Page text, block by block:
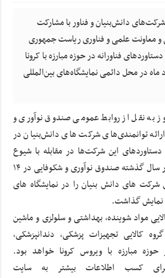
دانش‌بنیان و فناور با مشارکت
و معاونت علمی و فناوری ریاست جمهوری
فناورانه در حوزه مبارزه با کرونا
۲۴ تا ۲۶ خرداد ماه در محل دائمی نمایشگاه‌های بین‌المللی
به نقل از روابط عمومی صندوق نوآوری و
توانمندی‌های شرکت های دانش‌بنیان در
ارائه دستاوردهای این شرکت‌ها در مقابله با شیوع
ویروس کرونا خواهد بود. در سال گذشته صندوق نوآوری و شکوفایی در ۱۴
شرکت های دانش بنیان را در نمایشگاه های
نمایش گذاشت.
مواد شوینده، بهداشتی و سلولزی و ماشین
کالایی تجهیزات پزشکی، دندانپزشکی،
مبارزه با ویروس کرونا خواهد بود.
برای کسب اطلاعات بیشتر به سایت